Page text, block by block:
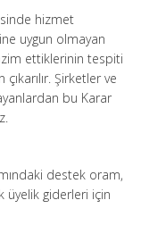
hizmet
uygun olmayan
ettiklerinin tespiti
Şirketler ve
bu Karar
destek oram,
üyelik giderleri için